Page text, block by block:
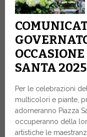
SANTA 2025
Per le celebrazioni
multicolori e piante,
adorneranno Piazza
occuperanno della
artistiche le